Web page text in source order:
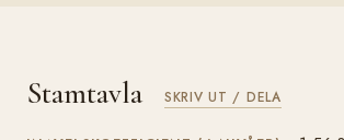
Stamtavla SKRIV UT / DELA